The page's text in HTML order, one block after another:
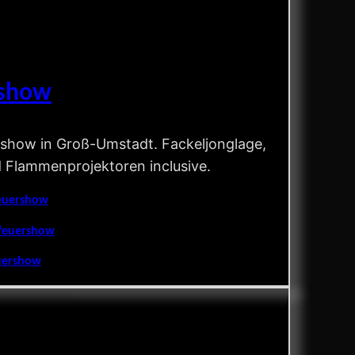
in Groß-Umstadt. Fackeljonglage,
inclusive.